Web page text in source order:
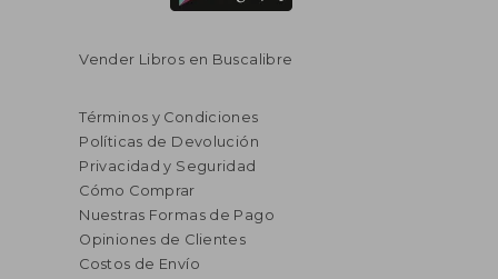
Vender Libros en Buscalibre
Términos y Condiciones
Políticas de Devolución
Privacidad y Seguridad
Cómo Comprar
Nuestras Formas de Pago
Opiniones de Clientes
Costos de Envío